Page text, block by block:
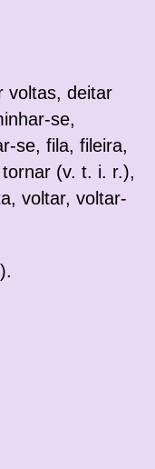
voltas, deitar
fila, fileira,
(v. t. i. r.),
voltar, voltar‐